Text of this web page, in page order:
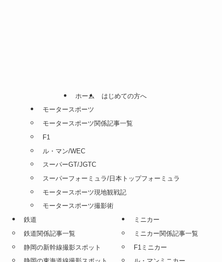
ホーム
はじめての方へ
モータースポーツ
モータースポーツ関係記事一覧
F1
ル・マン/WEC
スーパーGT/JGTC
スーパーフォーミュラ/日本トップフォーミュラ
モータースポーツ現地観戦記
モータースポーツ撮影術
鉄道
鉄道関係記事一覧
静岡の新幹線撮影スポット
ミニカー
ミニカー関係記事一覧
F1ミニカー